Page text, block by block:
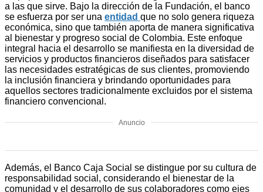
a las que sirve. Bajo la dirección de la Fundación, el banco
se esfuerza por ser una entidad que no solo genera riqueza
económica, sino que también aporta de manera significativa
al bienestar y progreso social de Colombia. Este enfoque
integral hacia el desarrollo se manifiesta en la diversidad de
servicios y productos financieros diseñados para satisfacer
las necesidades estratégicas de sus clientes, promoviendo
la inclusión financiera y brindando oportunidades para
aquellos sectores tradicionalmente excluidos por el sistema
financiero convencional.
Anuncio
Además, el Banco Caja Social se distingue por su cultura de
responsabilidad social, considerando el bienestar de la
comunidad y el desarrollo de sus colaboradores como ejes